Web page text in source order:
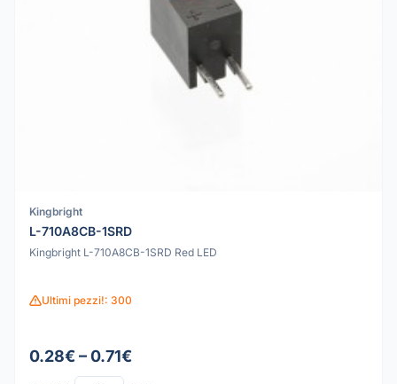
Kingbright
L-710A8CB-1SRD
Kingbright L-710A8CB-1SRD Red LED
Ultimi pezzi!: 300
0.28€ – 0.71€